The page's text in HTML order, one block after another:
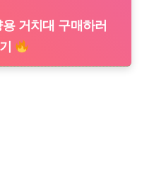
거치대 구매하러